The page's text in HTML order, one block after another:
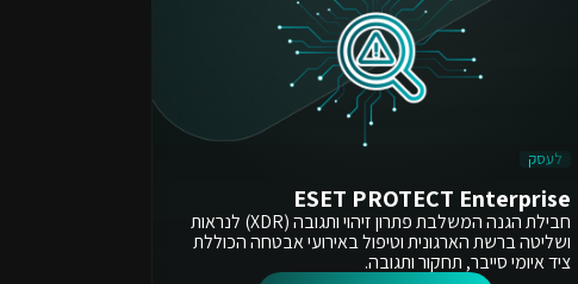
לעסק
ESET PROTECT Enterprise
חבילת הגנה המשלבת פתרון זיהוי ותגובה (XDR) לנראות
ושליטה ברשת הארגונית וטיפול באירועי אבטחה הכוללת
ציד איומי סייבר, תחקור ותגובה.